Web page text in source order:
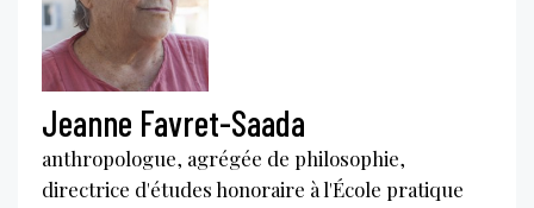
Jeanne Favret-Saada
anthropologue, agrégée de philosophie,
directrice d'études honoraire à l'École pratique